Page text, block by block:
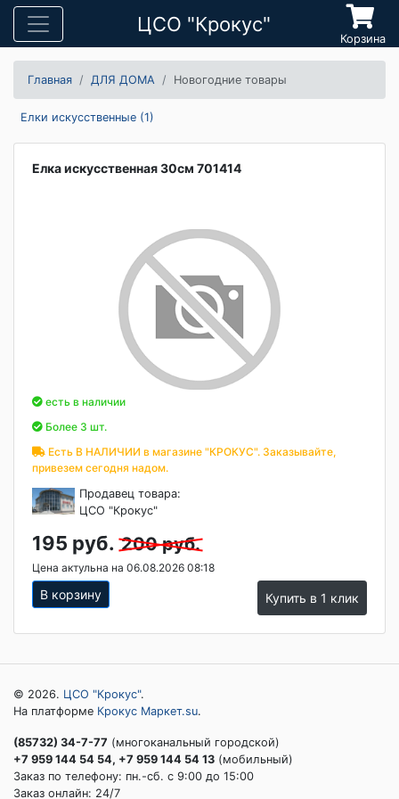
ЦСО "Крокус"
Корзина
Главная ДЛЯ ДОМА Новогодние товары
Елки искусственные (1)
Елка искусственная 30см 701414
есть в наличии
Более 3 шт.
Есть В НАЛИЧИИ в магазине "КРОКУС". Заказывайте,
привезем сегодня надом.
Продавец товара:
ЦСО "Крокус"
195 руб. 200 руб.
Цена актульна на 06.08.2026 08:18
В корзину Купить в 1 клик
© 2026. ЦСО "Крокус".
На платформе Крокус Маркет.su.
(85732) 34-7-77 (многоканальный городской)
+7 959 144 54 54, +7 959 144 54 13 (мобильный)
Заказ по телефону: пн.-сб. c 9:00 до 15:00
Заказ онлайн: 24/7